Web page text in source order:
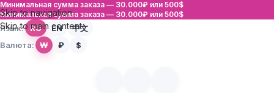
Skip to navigation
Skip to main content
Минимальная сумма заказа — 30.000₽ или 500$
Минимальная сумма заказа — 30.000₽ или 500$
Язык: RU EN
中文
Валюта:
₩ ₽ $